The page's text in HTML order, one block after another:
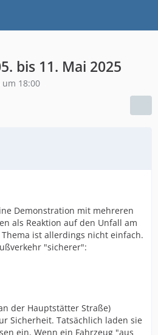
bis 11. Mai 2025
um 18:00
Demonstration mit mehreren
als Reaktion auf den Unfall am
ist allerdings nicht einfach.
"sicherer":
der Hauptstätter Straße)
Sicherheit. Tatsächlich laden sie
ein. Wenn ein Fahrzeug "aus